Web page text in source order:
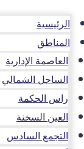
الرئيسية
المناطق
العاصمة الإدارية
الساحل الشمالي
راس الحكمة
العين السخنة
التجمع السادس